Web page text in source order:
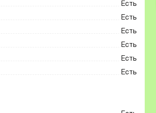
Есть
Есть
Есть
Есть
Есть
Есть